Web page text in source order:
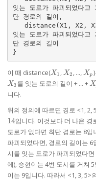
잇는 도로가 파괴되었다
단 경로의 길이,
잇는 도로가 파괴되었다
단 경로의 길이
이 때 distance(X_{1}
X1 ,X_{2}
X2 , ...,Xp
X3 를 잇는 도로의 길이 + ... +X
니다.
위의 정의에 따르면 경로 <1, 2,
14입니다. 이것보다 더 나은 경
도로가 없다면 최단 경로는 8
파괴되었다면, 경로의 길이는 6
시를 잇는 도로가 파괴되었다
에), 승현이는 4번 도시를 거쳐
이는 9입니다. 따라서 <1, 3, 5>